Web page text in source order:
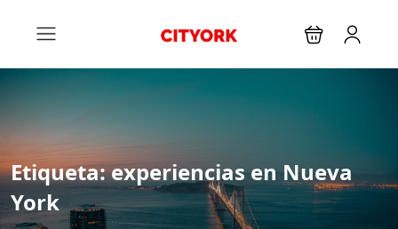
Etiqueta:experiencias en Nueva
York